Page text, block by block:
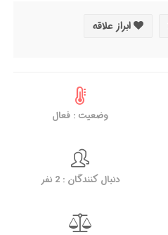
ابراز علاقه
وضعیت : فعال
دنبال کنندگان : 2 نفر